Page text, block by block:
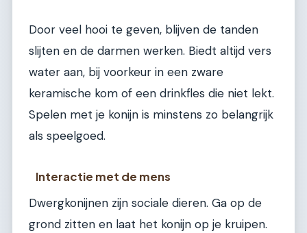
Door veel hooi te geven, blijven de tanden
slijten en de darmen werken. Biedt altijd vers
water aan, bij voorkeur in een zware
keramische kom of een drinkfles die niet lekt.
Spelen met je konijn is minstens zo belangrijk
als speelgoed.
Interactie met de mens
Dwergkonijnen zijn sociale dieren. Ga op de
grond zitten en laat het konijn op je kruipen.